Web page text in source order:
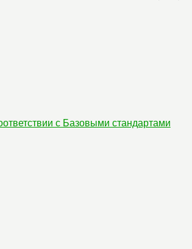
с Базовыми стандартами